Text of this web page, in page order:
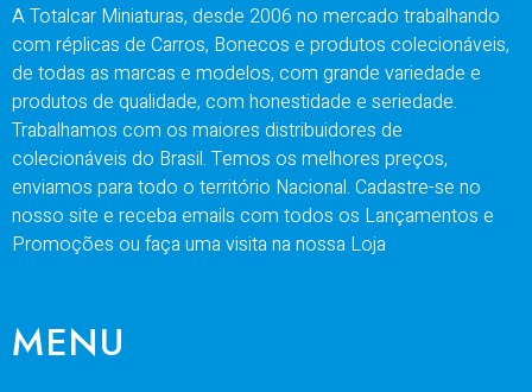
A Totalcar Miniaturas, desde 2006 no mercado trabalhando
com réplicas de Carros, Bonecos e produtos colecionáveis,
de todas as marcas e modelos, com grande variedade e
produtos de qualidade, com honestidade e seriedade.
Trabalhamos com os maiores distribuidores de
colecionáveis do Brasil. Temos os melhores preços,
enviamos para todo o território Nacional. Cadastre-se no
nosso site e receba emails com todos os Lançamentos e
Promoções ou faça uma visita na nossa Loja
MENU